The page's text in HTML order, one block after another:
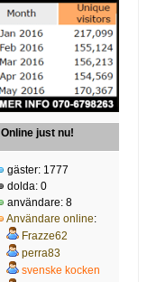
Online just nu!
gäster: 1777
dolda: 0
användare: 8
Användare online:
Frazze62
perra83
svenske kocken